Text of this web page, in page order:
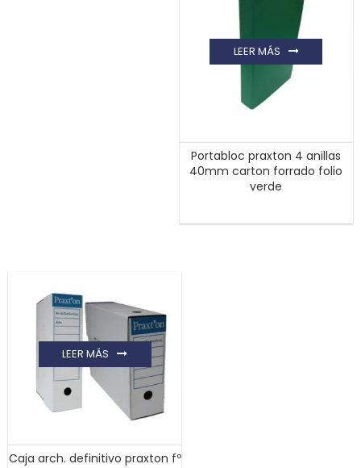
Portabloc praxton 4 anillas
40mm carton forrado folio
verde
LEER MÁS
Caja arch. definitivo praxton fº
LEER MÁS